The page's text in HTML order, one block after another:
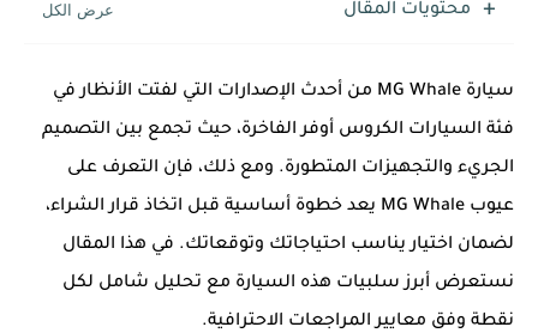
محتويات المقال
سيارة MG Whale من أحدث الإصدارات التي لفتت الأنظار في
فئة السيارات الكروس أوفر الفاخرة، حيث تجمع بين التصميم
الجريء والتجهيزات المتطورة. ومع ذلك، فإن التعرف على
عيوب MG Whale يعد خطوة أساسية قبل اتخاذ قرار الشراء،
لضمان اختيار يناسب احتياجاتك وتوقعاتك. في هذا المقال
نستعرض أبرز سلبيات هذه السيارة مع تحليل شامل لكل
نقطة وفق معايير المراجعات الاحترافية.